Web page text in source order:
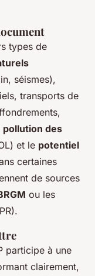
types de
séismes),
transports de
pollution des
et le potentiel
certaines
de sources
ou les
participe à une
clairement,